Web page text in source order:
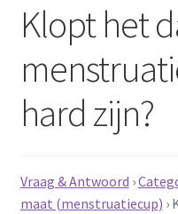
Menstruatiesponsjes
Toebehoren
Klopt het
hard zijn?
Vraag & Antwoord ›
maat (menstruatiecup) ›